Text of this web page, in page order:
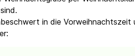
in die Vorweihnachtszeit